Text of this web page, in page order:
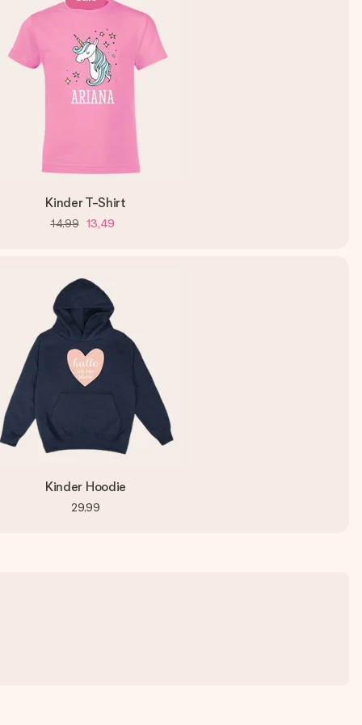
Kinder T-Shirt
14,99 13,49
Kinder Hoodie
29,99